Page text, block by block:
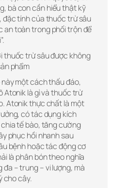
bà con cần hiểu thật kỹ
đặc tính của thuốc trừ sâu
an toàn trong phối trộn để
thuốc trừ sâu được không
phẩm
một cách thấu đáo,
Atonik là gì và thuốc trừ
Atonik thực chất là một
có tác dụng kích
tế bào, tăng cường
phục hồi nhanh sau
bệnh hoặc tác động cơ
là phân bón theo nghĩa
– trung – vi lượng, mà
cho cây.